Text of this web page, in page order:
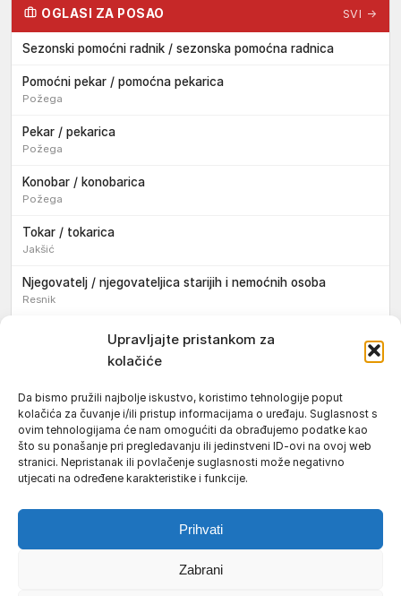
Upravljajte pristankom za
kolačiće
Da bismo pružili najbolje iskustvo, koristimo tehnologije poput
kolačića za čuvanje i/ili pristup informacijama o uređaju. Suglasnost s
ovim tehnologijama će nam omogućiti da obrađujemo podatke kao
što su ponašanje pri pregledavanju ili jedinstveni ID-ovi na ovoj web
stranici. Nepristanak ili povlačenje suglasnosti može negativno
utjecati na određene karakteristike i funkcije.
Prihvati
Zabrani
OGLASI ZA POSAO SVI →
Sezonski pomoćni radnik / sezonska pomoćna radnica
Pomoćni pekar / pomoćna pekarica
Požega
Pekar / pekarica
Požega
Konobar / konobarica
Požega
Tokar / tokarica
Jakšić
Njegovatelj / njegovateljica starijih i nemoćnih osoba
Resnik
Konobar / konobarica
Jakšić
Vozač / vozačica teretnog vozila s poluprikolicom
Požega
Pomoćnik/ica u nastavi